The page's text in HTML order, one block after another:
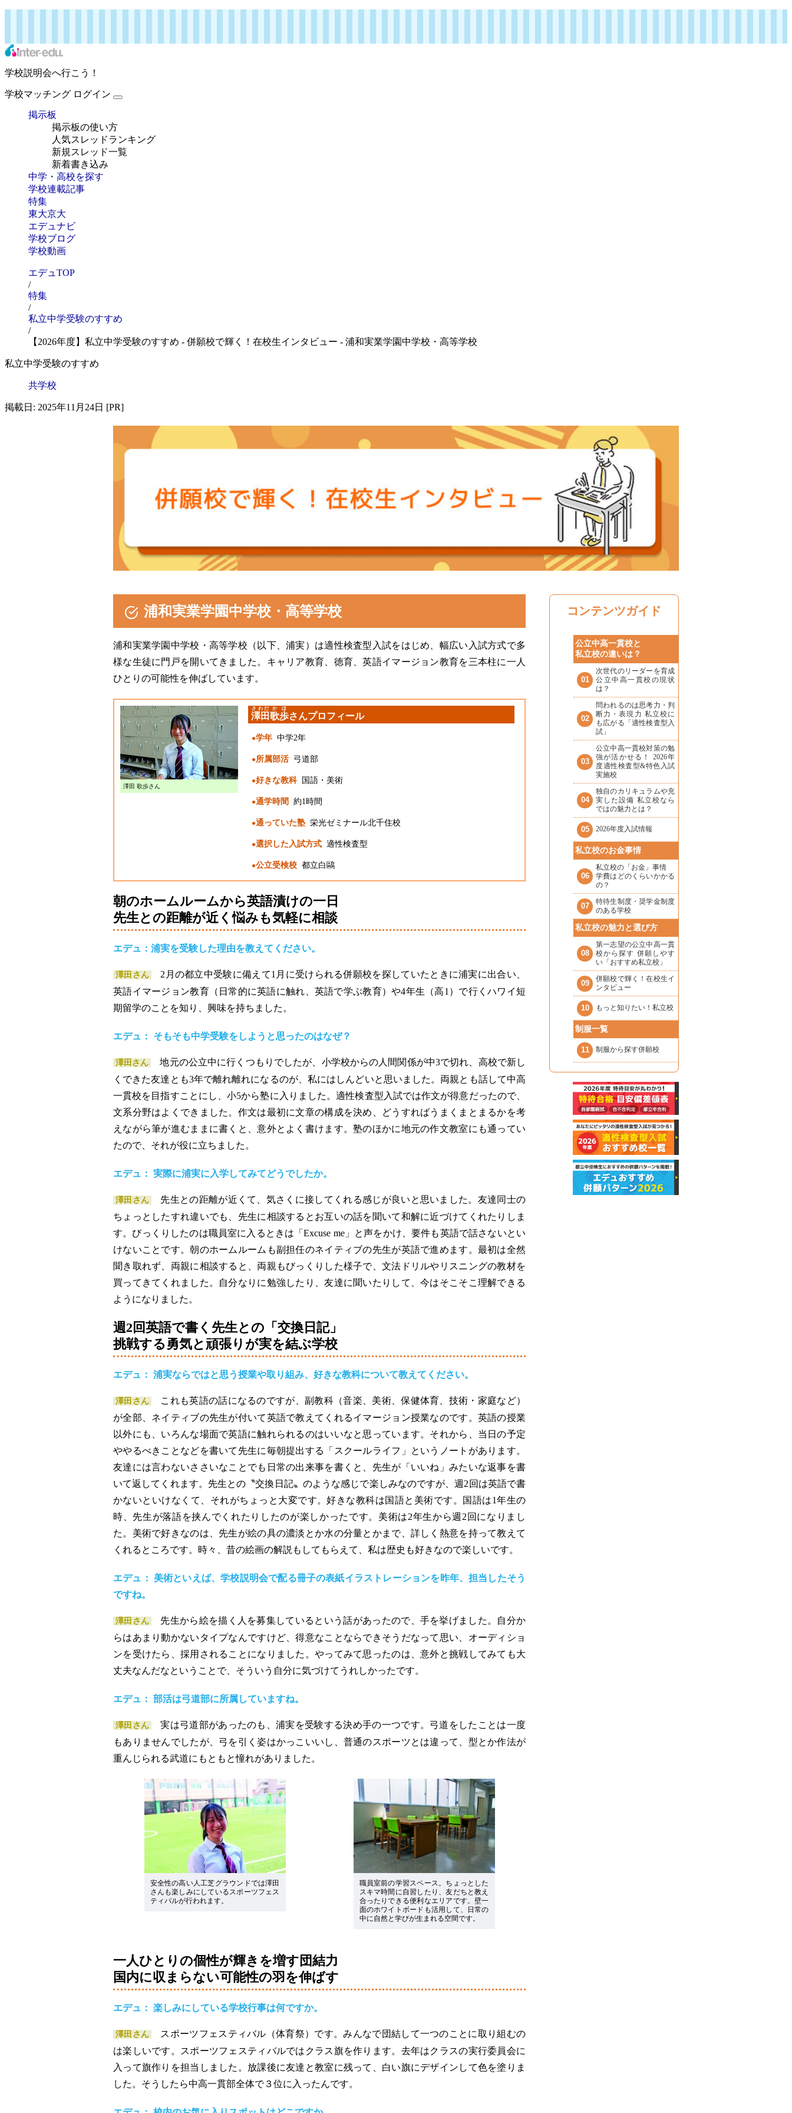
学校説明会へ行こう！
学校マッチング ログイン
掲示板
掲示板の使い方
人気スレッドランキング
新規スレッド一覧
新着書き込み
中学・高校を探す
学校連載記事
特集
東大京大
エデュナビ
学校ブログ
学校動画
エデュTOP
/
特集
/
私立中学受験のすすめ
/
【2026年度】私立中学受験のすすめ - 併願校で輝く！在校生インタビュー - 浦和実業学園中学校・高等学校
私立中学受験のすすめ
共学校
掲載日: 2025年11月24日 [PR]
浦和実業学園中学校・高等学校
浦和実業学園中学校・高等学校（以下、浦実）は適性検査型入試をはじめ、幅広い入試方式で多
様な生徒に門戸を開いてきました。キャリア教育、徳育、英語イマージョン教育を三本柱に一人
ひとりの可能性を伸ばしています。
澤田 歌歩さん
澤田
さわだ
歌歩
かほ
さんプロフィール
学年 中学2年
所属部活 弓道部
好きな教科 国語・美術
通学時間 約1時間
通っていた塾 栄光ゼミナール北千住校
選択した入試方式 適性検査型
公立受検校 都立白鷗
朝のホームルームから英語漬けの一日
先生との距離が近く悩みも気軽に相談
エデュ：浦実を受験した理由を教えてください。
澤田さん
2月の都立中受験に備えて1月に受けられる併願校を探していたときに浦実に出合い、
英語イマージョン教育（日常的に英語に触れ、英語で学ぶ教育）や4年生（高1）で行くハワイ短
期留学のことを知り、興味を持ちました。
エデュ： そもそも中学受験をしようと思ったのはなぜ？
澤田さん
地元の公立中に行くつもりでしたが、小学校からの人間関係が中3で切れ、高校で新し
くできた友達とも3年で離れ離れになるのが、私にはしんどいと思いました。両親とも話して中高
一貫校を目指すことにし、小5から塾に入りました。適性検査型入試では作文が得意だったので、
文系分野はよくできました。作文は最初に文章の構成を決め、どうすればうまくまとまるかを考
えながら筆が進むままに書くと、意外とよく書けます。塾のほかに地元の作文教室にも通ってい
たので、それが役に立ちました。
エデュ： 実際に浦実に入学してみてどうでしたか。
澤田さん
先生との距離が近くて、気さくに接してくれる感じが良いと思いました。友達同士の
ちょっとしたすれ違いでも、先生に相談するとお互いの話を聞いて和解に近づけてくれたりしま
す。びっくりしたのは職員室に入るときは「Excuse me」と声をかけ、要件も英語で話さないとい
けないことです。朝のホームルームも副担任のネイティブの先生が英語で進めます。最初は全然
聞き取れず、両親に相談すると、両親もびっくりした様子で、文法ドリルやリスニングの教材を
買ってきてくれました。自分なりに勉強したり、友達に聞いたりして、今はそこそこ理解できる
ようになりました。
週2回英語で書く先生との「交換日記」
挑戦する勇気と頑張りが実を結ぶ学校
エデュ： 浦実ならではと思う授業や取り組み、好きな教科について教えてください。
澤田さん
これも英語の話になるのですが、副教科（音楽、美術、保健体育、技術・家庭など）
が全部、ネイティブの先生が付いて英語で教えてくれるイマージョン授業なのです。英語の授業
以外にも、いろんな場面で英語に触れられるのはいいなと思っています。それから、当日の予定
ややるべきことなどを書いて先生に毎朝提出する「スクールライフ」というノートがあります。
友達には言わないささいなことでも日常の出来事を書くと、先生が「いいね」みたいな返事を書
いて返してくれます。先生との〝交換日記〟のような感じで楽しみなのですが、週2回は英語で書
かないといけなくて、それがちょっと大変です。好きな教科は国語と美術です。国語は1年生の
時、先生が落語を挟んでくれたりしたのが楽しかったです。美術は2年生から週2回になりまし
た。美術で好きなのは、先生が絵の具の濃淡とか水の分量とかまで、詳しく熱意を持って教えて
くれるところです。時々、昔の絵画の解説もしてもらえて、私は歴史も好きなので楽しいです。
エデュ： 美術といえば、学校説明会で配る冊子の表紙イラストレーションを昨年、担当したそう
ですね。
澤田さん
先生から絵を描く人を募集しているという話があったので、手を挙げました。自分か
らはあまり動かないタイプなんですけど、得意なことならできそうだなって思い、オーディショ
ンを受けたら、採用されることになりました。やってみて思ったのは、意外と挑戦してみても大
丈夫なんだなということで、そういう自分に気づけてうれしかったです。
エデュ： 部活は弓道部に所属していますね。
澤田さん
実は弓道部があったのも、浦実を受験する決め手の一つです。弓道をしたことは一度
もありませんでしたが、弓を引く姿はかっこいいし、普通のスポーツとは違って、型とか作法が
重んじられる武道にもともと憧れがありました。
安全性の高い人工芝グラウンドでは澤田
さんも楽しみにしているスポーツフェス
ティバルが行われます。
職員室前の学習スペース。ちょっとした
スキマ時間に自習したり、友だちと教え
合ったりできる便利なエリアです。壁一
面のホワイトボードも活用して、日常の
中に自然と学びが生まれる空間です。
一人ひとりの個性が輝きを増す団結力
国内に収まらない可能性の羽を伸ばす
エデュ： 楽しみにしている学校行事は何ですか。
澤田さん
スポーツフェスティバル（体育祭）です。みんなで団結して一つのことに取り組むの
は楽しいです。スポーツフェスティバルではクラス旗を作ります。去年はクラスの実行委員会に
入って旗作りを担当しました。放課後に友達と教室に残って、白い旗にデザインして色を塗りま
した。そうしたら中高一貫部全体で３位に入ったんです。
コンテンツガイド
公立中高一貫校と
私立校の違いは？
01
次世代のリーダーを育成
公立中高一貫校の現状
は？
02
問われるのは思考力・判
断力・表現力 私立校に
も広がる「適性検査型入
試」
03
公立中高一貫校対策の勉
強が活かせる！ 2026年
度適性検査型&特色入試
実施校
04
独自のカリキュラムや充
実した設備 私立校なら
ではの魅力とは？
05 2026年度入試情報
私立校のお金事情
06
私立校の「お金」事情
学費はどのくらいかかる
の？
07
特待生制度・奨学金制度
のある学校
私立校の魅力と選び方
08
第一志望の公立中高一貫
校から探す 併願しやす
い「おすすめ私立校」
09
併願校で輝く！在校生イ
ンタビュー
10 もっと知りたい！私立校
制服一覧
11 制服から探す併願校